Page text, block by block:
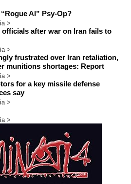
AI” Psy-Op?
>
after war on Iran fails to
>
frustrated over Iran retaliation,
munitions shortages: Report
>
for a key missile defense
say
>
>